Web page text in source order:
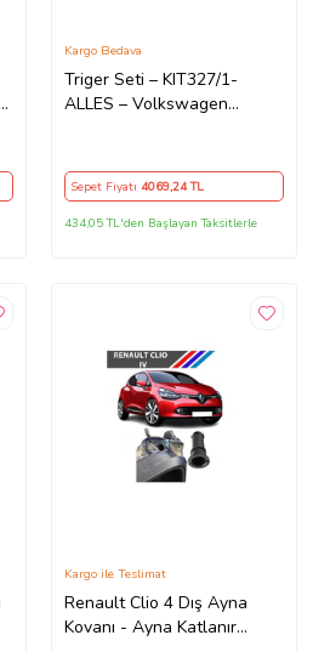
Triger Seti – KIT327/1-
ALLES – Volkswagen
Uyumlu
Kargo Bedava
Sepet Fiyatı 4069,24 TL
434,05 TL'den Başlayan Taksitlerle
Renault Clio 4 Dış Ayna
Kovanı - Ayna Katlanır
Kargo ile Teslimat